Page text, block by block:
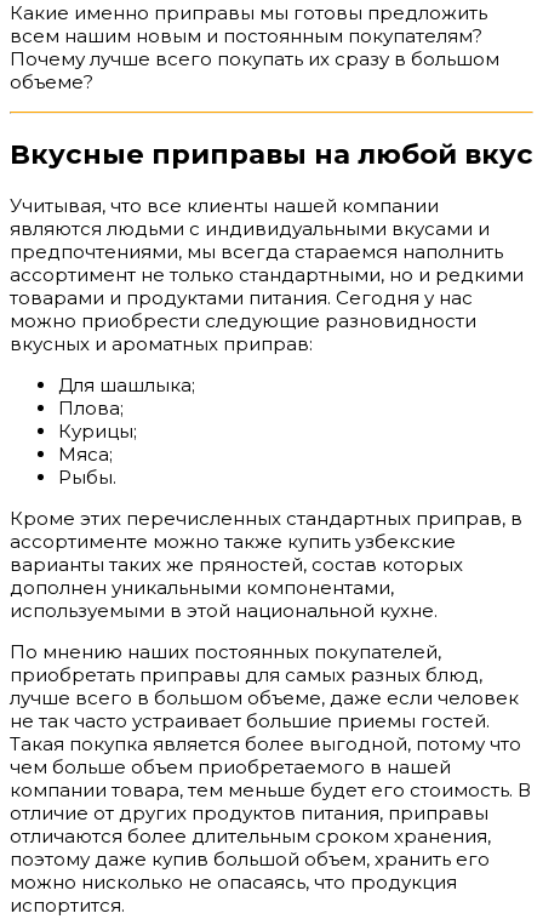
Какие именно приправы мы готовы предложить
всем нашим новым и постоянным покупателям?
Почему лучше всего покупать их сразу в большом
объеме?
Вкусные приправы на любой вкус
Учитывая, что все клиенты нашей компании
являются людьми с индивидуальными вкусами и
предпочтениями, мы всегда стараемся наполнить
ассортимент не только стандартными, но и редкими
товарами и продуктами питания. Сегодня у нас
можно приобрести следующие разновидности
вкусных и ароматных приправ:
Для шашлыка;
Плова;
Курицы;
Мяса;
Рыбы.
Кроме этих перечисленных стандартных приправ, в
ассортименте можно также купить узбекские
варианты таких же пряностей, состав которых
дополнен уникальными компонентами,
используемыми в этой национальной кухне.
По мнению наших постоянных покупателей,
приобретать приправы для самых разных блюд,
лучше всего в большом объеме, даже если человек
не так часто устраивает большие приемы гостей.
Такая покупка является более выгодной, потому что
чем больше объем приобретаемого в нашей
компании товара, тем меньше будет его стоимость. В
отличие от других продуктов питания, приправы
отличаются более длительным сроком хранения,
поэтому даже купив большой объем, хранить его
можно нисколько не опасаясь, что продукция
испортится.